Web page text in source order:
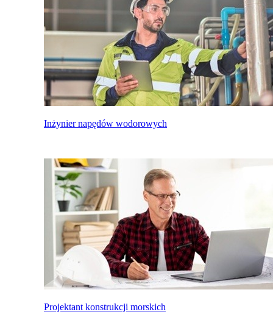
Inżynier napędów wodorowych
Projektant konstrukcji morskich